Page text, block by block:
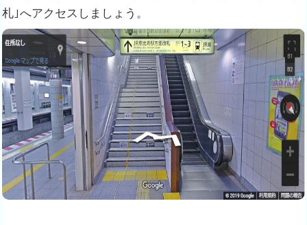
札｣へアクセスしましょう。